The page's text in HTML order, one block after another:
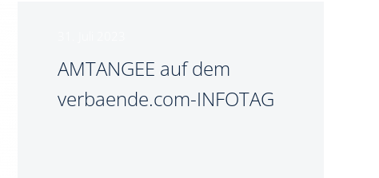
AMTANGEE auf dem
verbaende.com-INFOTAG